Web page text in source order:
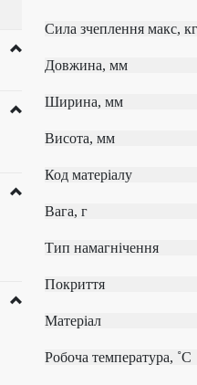
Сила
Код
Вага,
Тип
Робоча